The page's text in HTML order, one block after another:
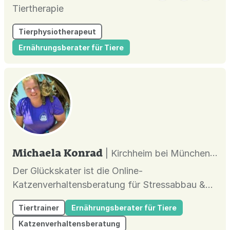
Tiertherapie
Tierphysiotherapeut
Ernährungsberater für Tiere
Michaela Konrad
| Kirchheim bei München |
Der Glückskater ist die Online-
Katzenverhaltensberatung für Stressabbau &
harmonisches Zusammenleben. Individuelle
Lösungen bei Aggression, Unsauberkeit und
Stress im Katzenhaushalt.
Tiertrainer
Ernährungsberater für Tiere
Katzenverhaltensberatung